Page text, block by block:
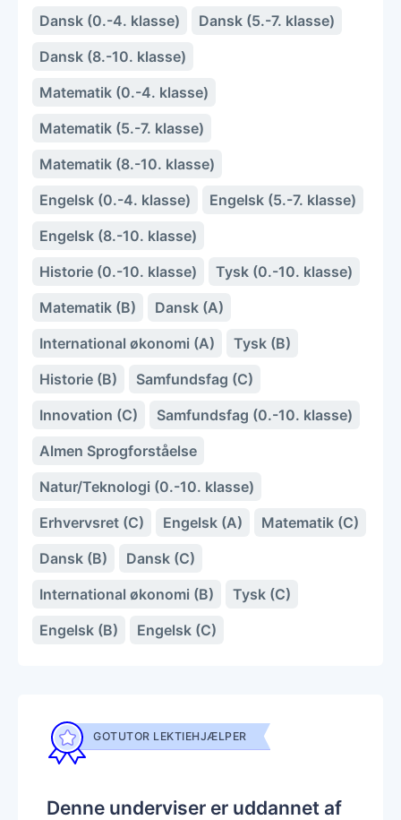
Dansk (0.-4. klasse)
Dansk (5.-7. klasse)
Dansk (8.-10. klasse)
Matematik (0.-4. klasse)
Matematik (5.-7. klasse)
Matematik (8.-10. klasse)
Engelsk (0.-4. klasse)
Engelsk (5.-7. klasse)
Engelsk (8.-10. klasse)
Historie (0.-10. klasse)
Tysk (0.-10. klasse)
Matematik (B)
Dansk (A)
International økonomi (A)
Tysk (B)
Historie (B)
Samfundsfag (C)
Innovation (C)
Samfundsfag (0.-10. klasse)
Almen Sprogforståelse
Natur/Teknologi (0.-10. klasse)
Erhvervsret (C)
Engelsk (A)
Matematik (C)
Dansk (B)
Dansk (C)
International økonomi (B)
Tysk (C)
Engelsk (B)
Engelsk (C)
GOTUTOR LEKTIEHJÆLPER
Denne underviser er uddannet af